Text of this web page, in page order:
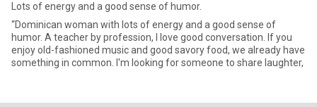
Lots of energy and a good sense of humor.
“Dominican woman with lots of energy and a good sense of
humor. A teacher by profession, I love good conversation. If you
enjoy old-fashioned music and good savory food, we already have
something in common. I'm looking for someone to share laughter,